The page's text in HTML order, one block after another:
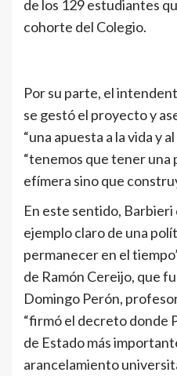
de los 129 estudiantes
cohorte del Colegio.
Por su parte, el
se gestó el proyecto y
“una apuesta a la vida y
“tenemos que tener una
efímera sino que
En este sentido, Barbieri
ejemplo claro de una
permanecer en el
de Ramón Cereijo, que
Domingo Perón,
“firmó el decreto donde
de Estado más
arancelamiento